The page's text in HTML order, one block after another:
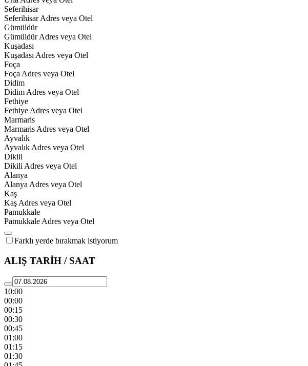
Seferihisar
Seferihisar Adres veya Otel
Gümüldür
Gümüldür Adres veya Otel
Kuşadası
Kuşadası Adres veya Otel
Foça
Foça Adres veya Otel
Didim
Didim Adres veya Otel
Fethiye
Fethiye Adres veya Otel
Marmaris
Marmaris Adres veya Otel
Ayvalık
Ayvalık Adres veya Otel
Dikili
Dikili Adres veya Otel
Alanya
Alanya Adres veya Otel
Kaş
Kaş Adres veya Otel
Pamukkale
Pamukkale Adres veya Otel
Farklı yerde bırakmak istiyorum
ALIŞ TARİH / SAAT
10:00
00:00
00:15
00:30
00:45
01:00
01:15
01:30